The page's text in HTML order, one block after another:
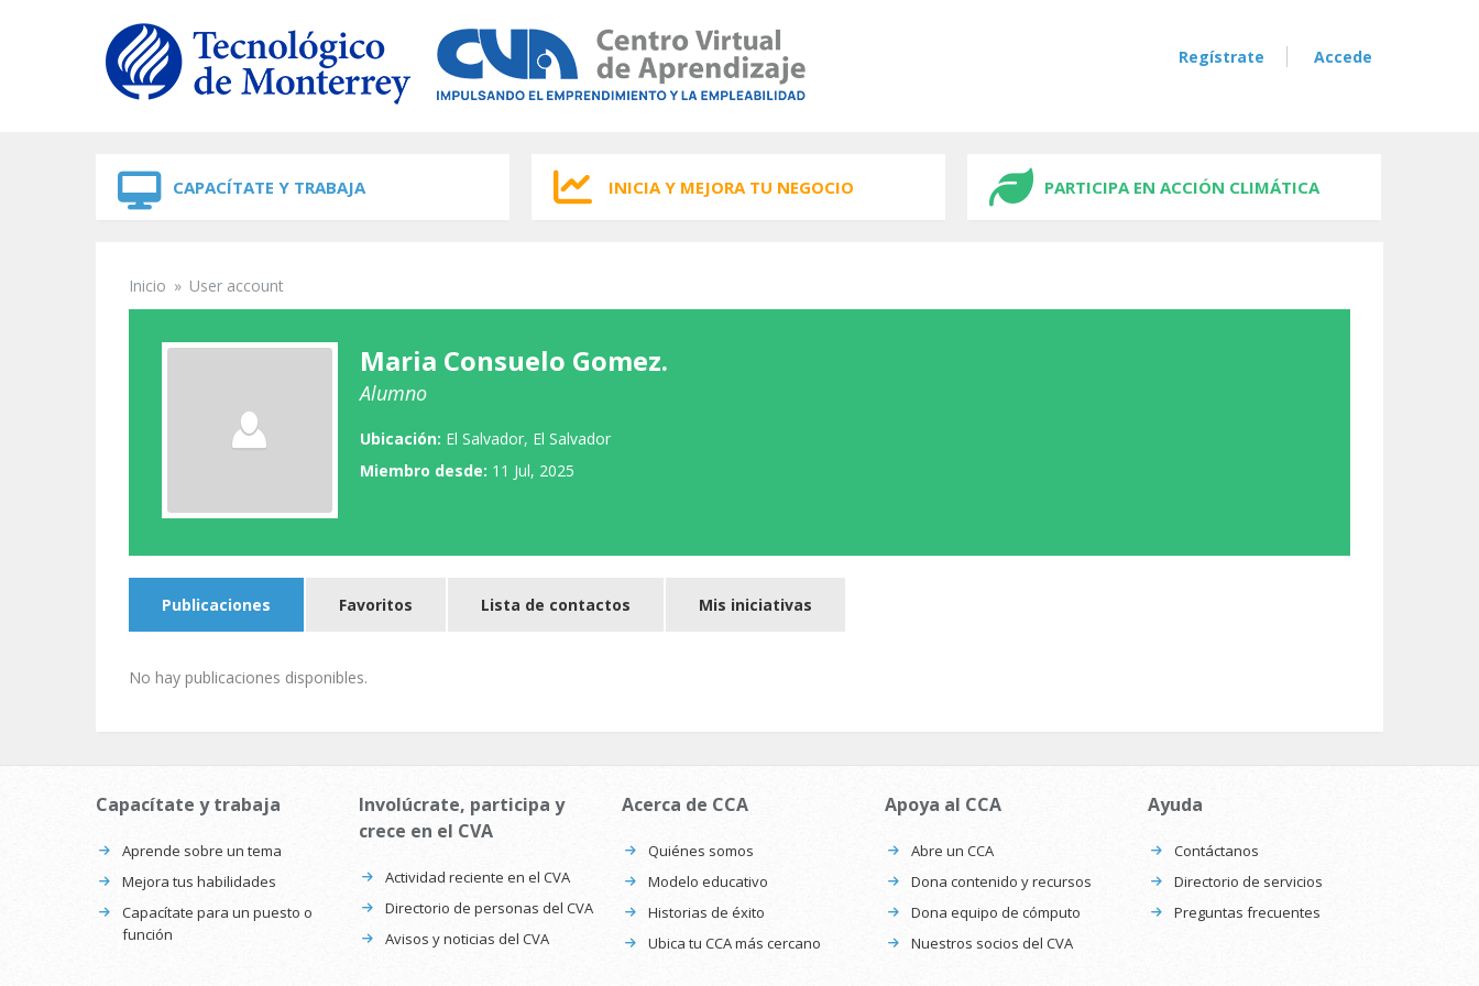
Regístrate Accede
CAPACÍTATE Y TRABAJA INICIA Y MEJORA TU NEGOCIO PARTICIPA EN ACCIÓN CLIMÁTICA
Se encuentra usted aquí
Inicio » User account
Maria Consuelo Gomez.
Alumno
Ubicación: El Salvador, El Salvador
Miembro desde: 11 Jul, 2025
Publicaciones Favoritos Lista de contactos Mis iniciativas
No hay publicaciones disponibles.
Capacítate y trabaja
Aprende sobre un tema
Mejora tus habilidades
Capacítate para un puesto o
función
Involúcrate, participa y
crece en el CVA
Actividad reciente en el CVA
Directorio de personas del CVA
Avisos y noticias del CVA
Acerca de CCA
Quiénes somos
Modelo educativo
Historias de éxito
Ubica tu CCA más cercano
Apoya al CCA
Abre un CCA
Dona contenido y recursos
Dona equipo de cómputo
Nuestros socios del CVA
Ayuda
Contáctanos
Directorio de servicios
Preguntas frecuentes